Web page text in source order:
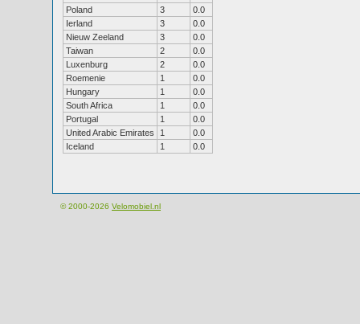
Poland
3
0.0
Ierland
3
0.0
Nieuw Zeeland
3
0.0
Taiwan
2
0.0
Luxenburg
2
0.0
Roemenie
1
0.0
Hungary
1
0.0
South Africa
1
0.0
Portugal
1
0.0
United Arabic Emirates
1
0.0
Iceland
1 0.0
© 2000-2026 Velomobiel.nl